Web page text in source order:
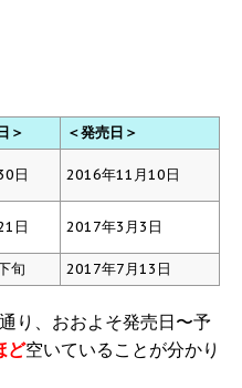
＞
＜発売日＞
日 2016年11月10日
日 2017年3月3日
旬 2017年7月13日
り、おおよそ発売日〜予
ど空いていることが分かり